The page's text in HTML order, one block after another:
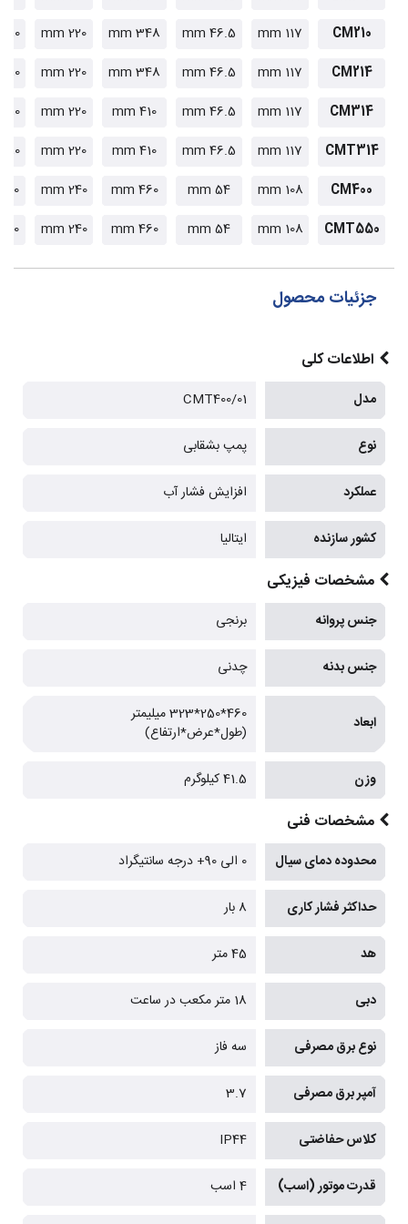
CM210
117 mm
46.5 mm
348 mm
220 mm
180 mm
CM214
117 mm
46.5 mm
348 mm
220 mm
180 mm
CM314
117 mm
46.5 mm
410 mm
220 mm
180 mm
CMT314
117 mm
46.5 mm
410 mm
220 mm
180 mm
CM400
108 mm
54 mm
460 mm
240 mm
190 mm
CMT550
108 mm
54 mm
460 mm
240 mm
190 mm
جزئیات محصول
اطلاعات کلی
مدل CMT400/01
نوع پمپ بشقابی
عملکرد افزایش فشار آب
کشور سازنده ایتالیا
مشخصات فیزیکی
جنس پروانه برنجی
جنس بدنه چدنی
ابعاد
460*250*323 میلیمتر
(طول*عرض*ارتفاع)
وزن 41.5 کیلوگرم
مشخصات فنی
محدوده دمای سیال 0 الی 90+ درجه سانتیگراد
حداکثر فشار کاری 8 بار
هد 45 متر
دبی 18 متر مکعب در ساعت
نوع برق مصرفی سه فاز
آمپر برق مصرفی 3.7
کلاس حفاضتی IP44
قدرت موتور (اسب) 4 اسب